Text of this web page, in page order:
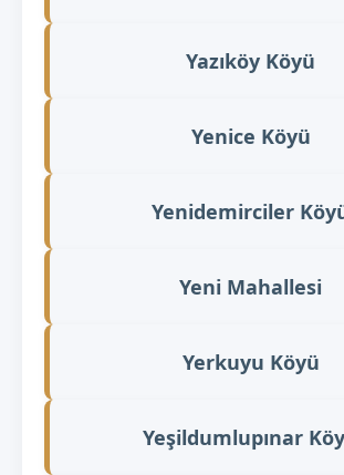
Yazıköy Köyü
Yenice Köyü
Yenidemirciler
Yeni Mahallesi
Yerkuyu Köyü
Yeşildumlupınar